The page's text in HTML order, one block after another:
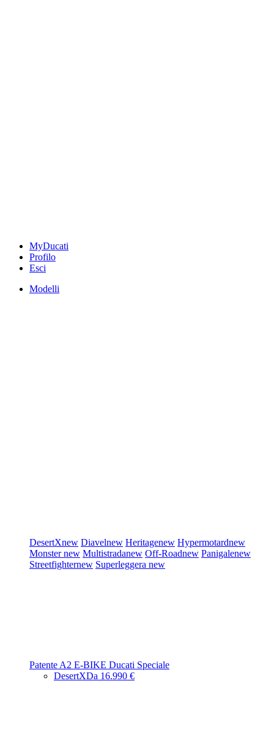
MyDucati
Profilo
Esci
Modelli
DesertXnew Diavelnew Heritagenew Hypermotardnew
Monsternew Multistradanew Off-Roadnew Panigalenew
Streetfighternew Superleggera new
Patente A2 E-BIKE Ducati Speciale
DesertXDa 16.990 €